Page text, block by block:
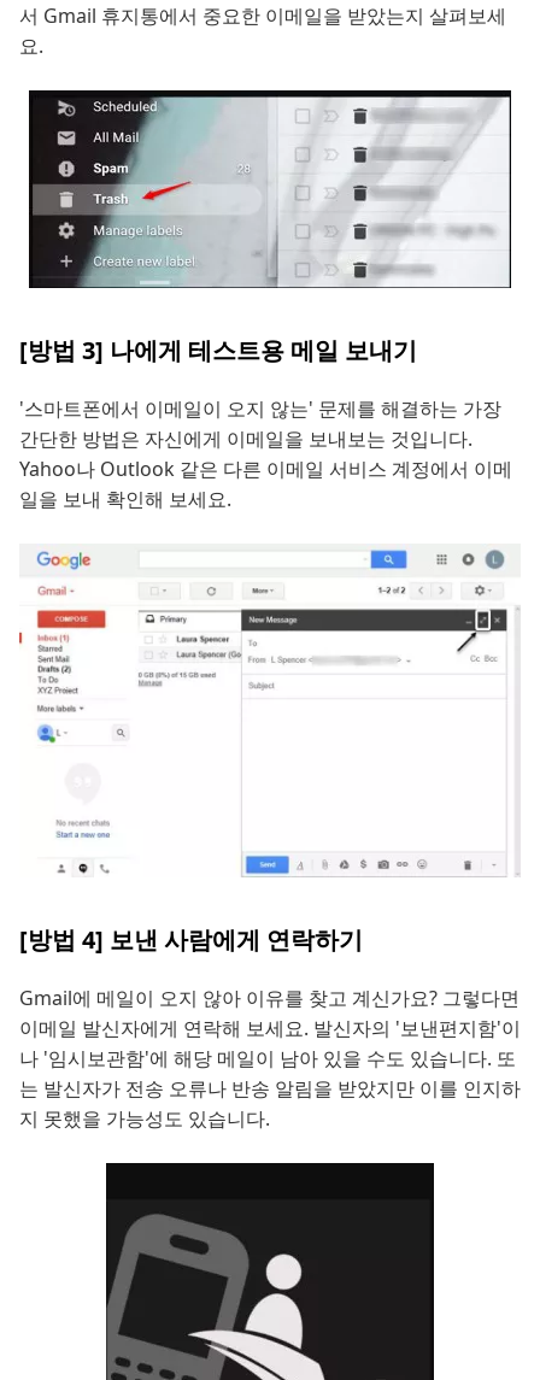
서 Gmail 휴지통에서 중요한 이메일을 받았는지 살펴보세
요.
[방법 3] 나에게 테스트용 메일 보내기
'스마트폰에서 이메일이 오지 않는' 문제를 해결하는 가장
간단한 방법은 자신에게 이메일을 보내보는 것입니다.
Yahoo나 Outlook 같은 다른 이메일 서비스 계정에서 이메
일을 보내 확인해 보세요.
[방법 4] 보낸 사람에게 연락하기
Gmail에 메일이 오지 않아 이유를 찾고 계신가요? 그렇다면
이메일 발신자에게 연락해 보세요. 발신자의 '보낸편지함'이
나 '임시보관함'에 해당 메일이 남아 있을 수도 있습니다. 또
는 발신자가 전송 오류나 반송 알림을 받았지만 이를 인지하
지 못했을 가능성도 있습니다.